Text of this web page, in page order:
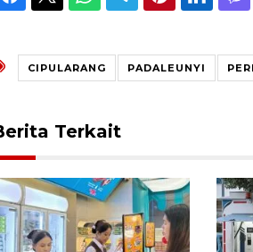
CIPULARANG PADALEUNYI
Terkait